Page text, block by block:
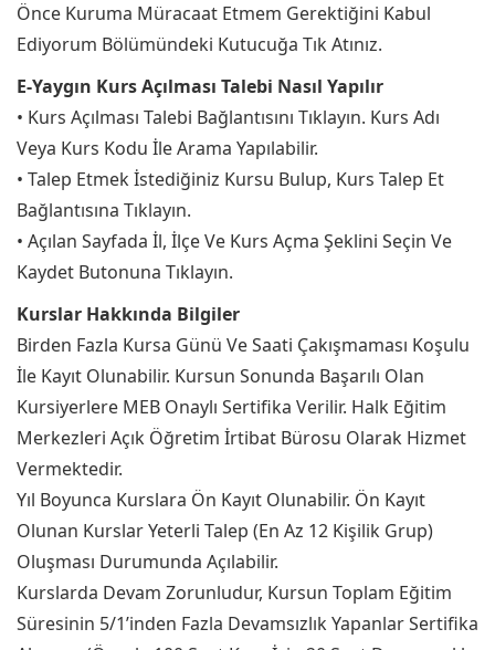
Önce Kuruma Müracaat Etmem Gerektiğini Kabul
Ediyorum Bölümündeki Kutucuğa Tık Atınız.
E-Yaygın Kurs Açılması Talebi Nasıl Yapılır
• Kurs Açılması Talebi Bağlantısını Tıklayın. Kurs Adı
Veya Kurs Kodu İle Arama Yapılabilir.
• Talep Etmek İstediğiniz Kursu Bulup, Kurs Talep Et
Bağlantısına Tıklayın.
• Açılan Sayfada İl, İlçe Ve Kurs Açma Şeklini Seçin Ve
Kaydet Butonuna Tıklayın.
Kurslar Hakkında Bilgiler
Birden Fazla Kursa Günü Ve Saati Çakışmaması Koşulu
İle Kayıt Olunabilir. Kursun Sonunda Başarılı Olan
Kursiyerlere MEB Onaylı Sertifika Verilir. Halk Eğitim
Merkezleri Açık Öğretim İrtibat Bürosu Olarak Hizmet
Vermektedir.
Yıl Boyunca Kurslara Ön Kayıt Olunabilir. Ön Kayıt
Olunan Kurslar Yeterli Talep (En Az 12 Kişilik Grup)
Oluşması Durumunda Açılabilir.
Kurslarda Devam Zorunludur, Kursun Toplam Eğitim
Süresinin 5/1’inden Fazla Devamsızlık Yapanlar Sertifika